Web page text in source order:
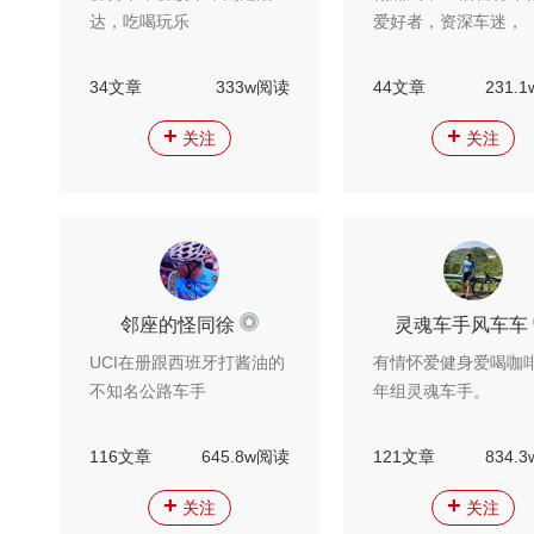
达，吃喝玩乐
34文章 333w阅读
+ 关注
爱好者，资深车迷，
常任理事，广东外语
际新闻专业。
44文章
+ 关注
邻座的怪同徐
UCI在册跟西班牙打酱油的
不知名公路车手
116文章 645.8w阅读
+ 关注
灵魂车手风车车
有情怀爱健身爱喝咖
年组灵魂车手。
121文章
+ 关注